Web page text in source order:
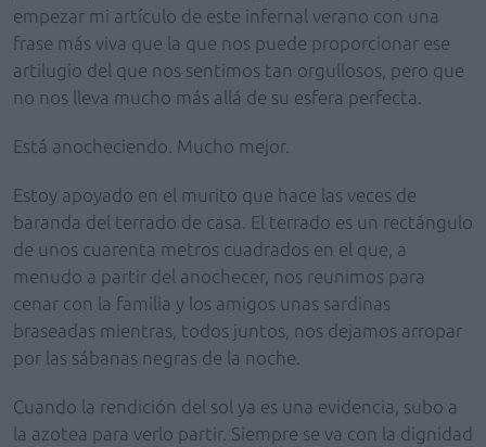
empezar mi artículo de este infernal verano con una
frase más viva que la que nos puede proporcionar ese
artilugio del que nos sentimos tan orgullosos, pero que
no nos lleva mucho más allá de su esfera perfecta.
Está anocheciendo. Mucho mejor.
Estoy apoyado en el murito que hace las veces de
baranda del terrado de casa. El terrado es un rectángulo
de unos cuarenta metros cuadrados en el que, a
menudo a partir del anochecer, nos reunimos para
cenar con la familia y los amigos unas sardinas
braseadas mientras, todos juntos, nos dejamos arropar
por las sábanas negras de la noche.
Cuando la rendición del sol ya es una evidencia, subo a
la azotea para verlo partir. Siempre se va con la dignidad